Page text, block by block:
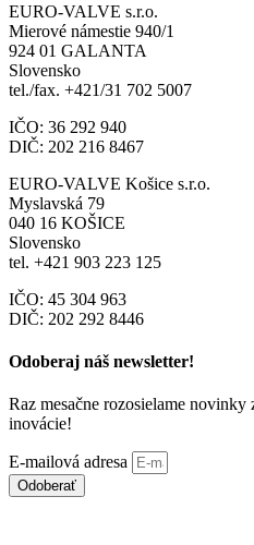
EURO-VALVE s.r.o.
Mierové námestie 940/1
924 01 GALANTA
Slovensko
tel./fax. +421/31 702 5007
IČO: 36 292 940
DIČ: 202 216 8467
EURO-VALVE Košice s.r.o.
Myslavská 79
040 16 KOŠICE
Slovensko
tel. +421 903 223 125
IČO: 45 304 963
DIČ: 202 292 8446
Odoberaj náš newsletter!
Raz mesačne rozosielame novinky
inovácie!
E-mailová adresa
Odoberať